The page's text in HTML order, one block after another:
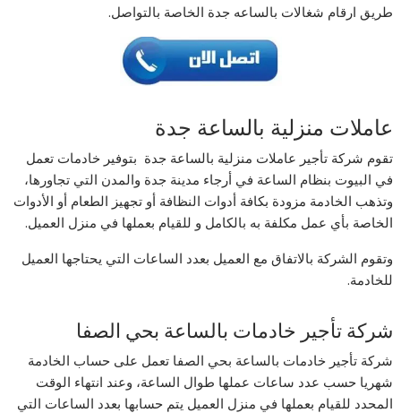
طريق ارقام شغالات بالساعه جدة الخاصة بالتواصل.
عاملات منزلية بالساعة جدة
تقوم شركة تأجير عاملات منزلية بالساعة جدة بتوفير خادمات تعمل
في البيوت بنظام الساعة في أرجاء مدينة جدة والمدن التي تجاورها،
وتذهب الخادمة مزودة بكافة أدوات النظافة أو تجهيز الطعام أو الأدوات
الخاصة بأي عمل مكلفة به بالكامل و للقيام بعملها في منزل العميل.
وتقوم الشركة بالاتفاق مع العميل بعدد الساعات التي يحتاجها العميل
للخادمة.
شركة تأجير خادمات بالساعة بحي الصفا
شركة تأجير خادمات بالساعة بحي الصفا تعمل على حساب الخادمة
شهريا حسب عدد ساعات عملها طوال الساعة، وعند انتهاء الوقت
المحدد للقيام بعملها في منزل العميل يتم حسابها بعدد الساعات التي